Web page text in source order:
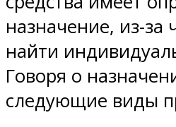
назначение, из-за
найти
Говоря о
следующие виды